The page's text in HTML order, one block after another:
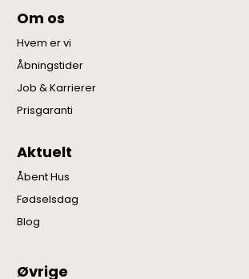
Om os
Hvem er vi
Åbningstider
Job & Karrierer
Prisgaranti
Aktuelt
Åbent Hus
Fødselsdag
Blog
Øvrige